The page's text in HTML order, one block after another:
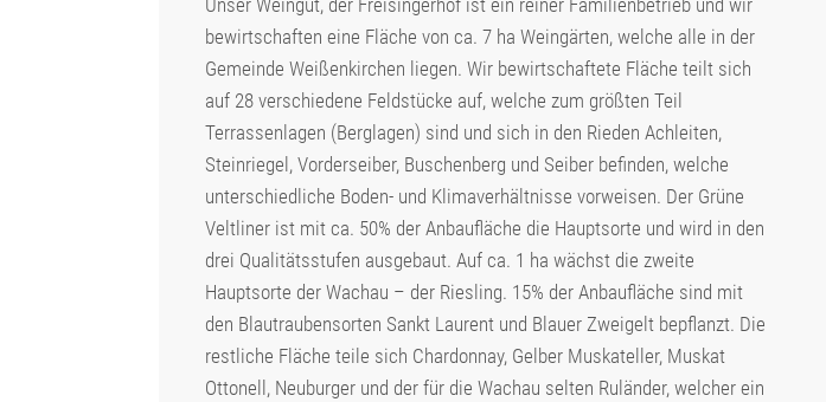
Unser Weingut, der Freisingerhof ist ein reiner Familienbetrieb und wir
bewirtschaften eine Fläche von ca. 7 ha Weingärten, welche alle in der
Gemeinde Weißenkirchen liegen. Wir bewirtschaftete Fläche teilt sich
auf 28 verschiedene Feldstücke auf, welche zum größten Teil
Terrassenlagen (Berglagen) sind und sich in den Rieden Achleiten,
Steinriegel, Vorderseiber, Buschenberg und Seiber befinden, welche
unterschiedliche Boden- und Klimaverhältnisse vorweisen. Der Grüne
Veltliner ist mit ca. 50% der Anbaufläche die Hauptsorte und wird in den
drei Qualitätsstufen ausgebaut. Auf ca. 1 ha wächst die zweite
Hauptsorte der Wachau – der Riesling. 15% der Anbaufläche sind mit
den Blautraubensorten Sankt Laurent und Blauer Zweigelt bepflanzt. Die
restliche Fläche teile sich Chardonnay, Gelber Muskateller, Muskat
Ottonell, Neuburger und der für die Wachau selten Ruländer, welcher ein